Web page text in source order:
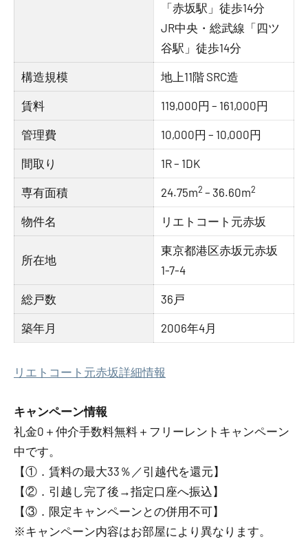
「赤坂駅」徒歩14分
JR中央・総武線「四ツ
谷駅」徒歩14分
構造規模 地上11階 SRC造
賃料 119,000円 – 161,000円
管理費 10,000円 – 10,000円
間取り 1R – 1DK
専有面積 24.75m2 – 36.60m2
物件名 リエトコート元赤坂
所在地
東京都港区赤坂元赤坂
1-7-4
総戸数 36戸
築年月 2006年4月
リエトコート元赤坂詳細情報
キャンペーン情報
礼金0 ＋ 仲介手数料無料 ＋ フリーレント キャンペーン
中です。
【①．賃料の最大33％／引越代を還元】
【②．引越し完了後→指定口座へ振込】
【③．限定キャンペーンとの併用不可】
※キャンペーン内容はお部屋により異なります。